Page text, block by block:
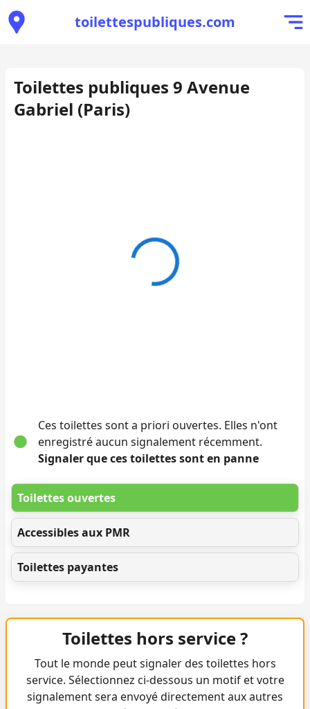
toilettespubliques.com
Toilettes publiques 9 Avenue
Gabriel (Paris)
Ces toilettes sont a priori ouvertes. Elles n'ont
enregistré aucun signalement récemment.
Signaler que ces toilettes sont en panne
Toilettes ouvertes
Accessibles aux PMR
Toilettes payantes
Toilettes hors service ?
Tout le monde peut signaler des toilettes hors
service. Sélectionnez ci-dessous un motif et votre
signalement sera envoyé directement aux autres